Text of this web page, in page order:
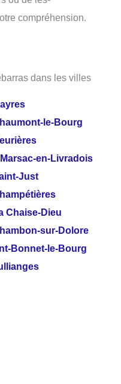
compréhension.
dans les villes
le-Bourg
Marsac-en-Livradois
Just
Chaise-Dieu
sur-Dolore
Bonnet-le-Bourg